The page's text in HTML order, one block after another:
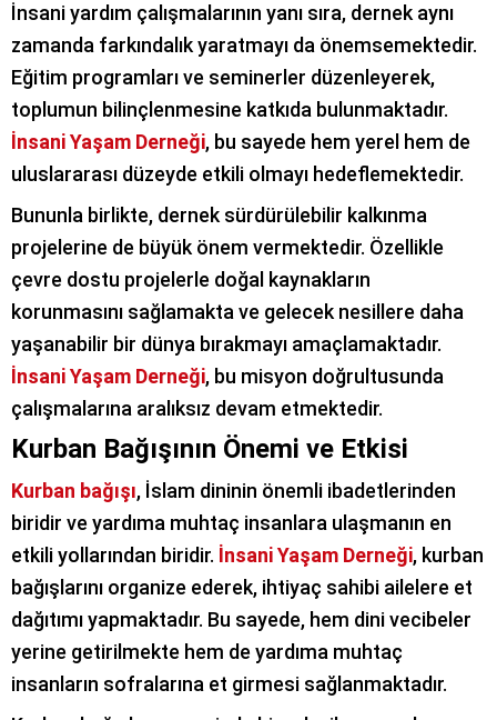
İnsani yardım çalışmalarının yanı sıra, dernek aynı
zamanda farkındalık yaratmayı da önemsemektedir.
Eğitim programları ve seminerler düzenleyerek,
toplumun bilinçlenmesine katkıda bulunmaktadır.
İnsani Yaşam Derneği, bu sayede hem yerel hem de
uluslararası düzeyde etkili olmayı hedeflemektedir.
Bununla birlikte, dernek sürdürülebilir kalkınma
projelerine de büyük önem vermektedir. Özellikle
çevre dostu projelerle doğal kaynakların
korunmasını sağlamakta ve gelecek nesillere daha
yaşanabilir bir dünya bırakmayı amaçlamaktadır.
İnsani Yaşam Derneği, bu misyon doğrultusunda
çalışmalarına aralıksız devam etmektedir.
Kurban Bağışının Önemi ve Etkisi
Kurban bağışı, İslam dininin önemli ibadetlerinden
biridir ve yardıma muhtaç insanlara ulaşmanın en
etkili yollarından biridir. İnsani Yaşam Derneği, kurban
bağışlarını organize ederek, ihtiyaç sahibi ailelere et
dağıtımı yapmaktadır. Bu sayede, hem dini vecibeler
yerine getirilmekte hem de yardıma muhtaç
insanların sofralarına et girmesi sağlanmaktadır.